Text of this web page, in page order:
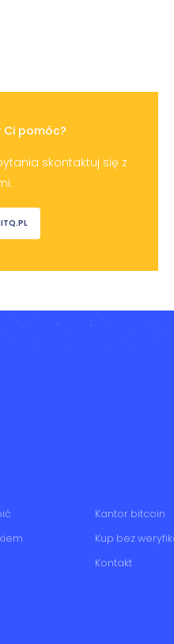
Ci pomóc?
skontaktuj się z
Kantor bitcoin
Kup bez
Kontakt